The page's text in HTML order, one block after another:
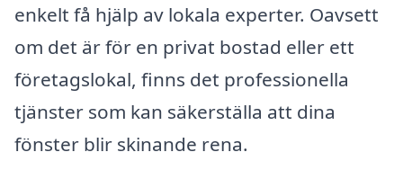
enkelt få hjälp av lokala experter. Oavsett
om det är för en privat bostad eller ett
företagslokal, finns det professionella
tjänster som kan säkerställa att dina
fönster blir skinande rena.